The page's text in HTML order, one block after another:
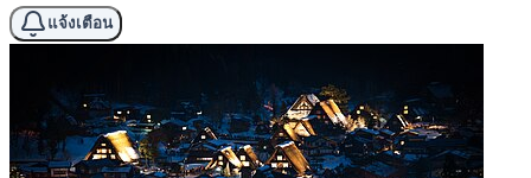
แจ้งเตือน